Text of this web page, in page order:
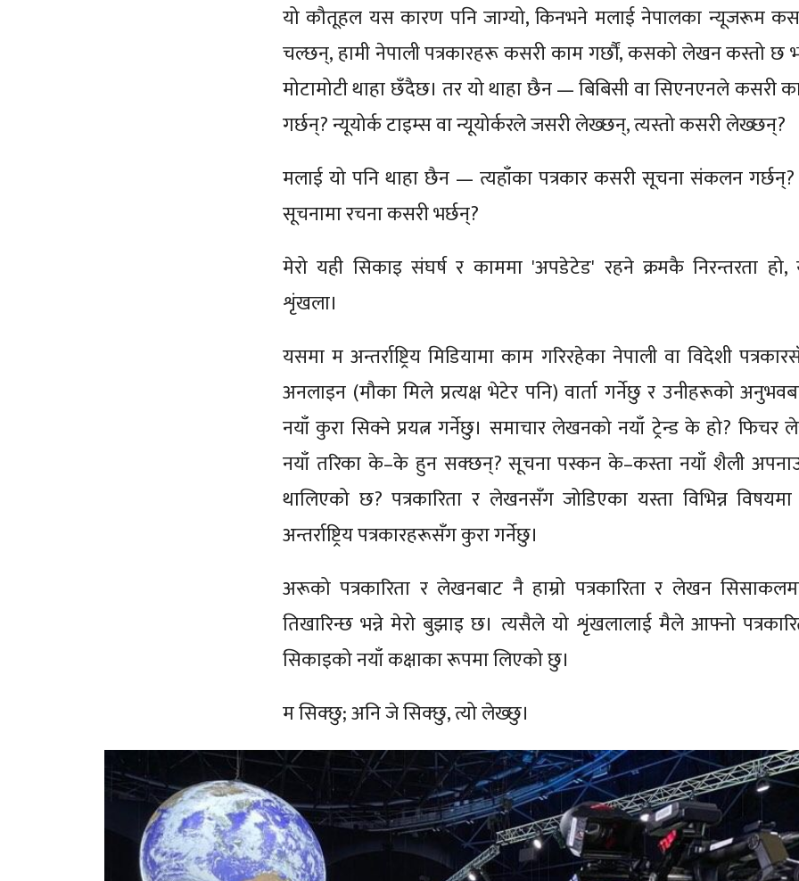
यो कौतूहल यस कारण पनि जाग्यो, किनभने मलाई नेपालका न्यूजरूम
चल्छन्, हामी नेपाली पत्रकारहरू कसरी काम गर्छौं, कसको लेखन कस्तो छ
मोटामोटी थाहा छँदैछ। तर यो थाहा छैन — बिबिसी वा सिएनएनले कसरी
गर्छन्? न्यूयोर्क टाइम्स वा न्यूयोर्करले जसरी लेख्छन्, त्यस्तो कसरी लेख्छन्?
मलाई यो पनि थाहा छैन — त्यहाँका पत्रकार कसरी सूचना संकलन गर्छन्?
सूचनामा रचना कसरी भर्छन्?
मेरो यही सिकाइ संघर्ष र काममा 'अपडेटेड' रहने क्रमकै निरन्तरता हो,
शृंखला।
यसमा म अन्तर्राष्ट्रिय मिडियामा काम गरिरहेका नेपाली वा विदेशी
अनलाइन (मौका मिले प्रत्यक्ष भेटेर पनि) वार्ता गर्नेछु र उनीहरूको
नयाँ कुरा सिक्ने प्रयत्न गर्नेछु। समाचार लेखनको नयाँ ट्रेन्ड के हो? फिचर
नयाँ तरिका के–के हुन सक्छन्? सूचना पस्कन के–कस्ता नयाँ शैली
थालिएको छ? पत्रकारिता र लेखनसँग जोडिएका यस्ता विभिन्न
अन्तर्राष्ट्रिय पत्रकारहरूसँग कुरा गर्नेछु।
अरूको पत्रकारिता र लेखनबाट नै हाम्रो पत्रकारिता र लेखन
तिखारिन्छ भन्ने मेरो बुझाइ छ। त्यसैले यो शृंखलालाई मैले आफ्नो
सिकाइको नयाँ कक्षाका रूपमा लिएको छु।
म सिक्छु; अनि जे सिक्छु, त्यो लेख्छु।